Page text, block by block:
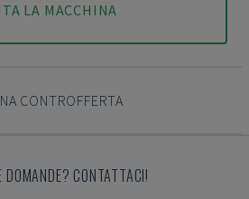
LA MACCHINA
CONTROFFERTA
DOMANDE? CONTATTACI!